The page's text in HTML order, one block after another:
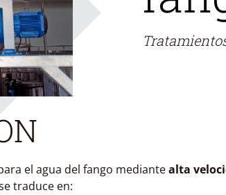
el agua del fango mediantealta
traduce en: